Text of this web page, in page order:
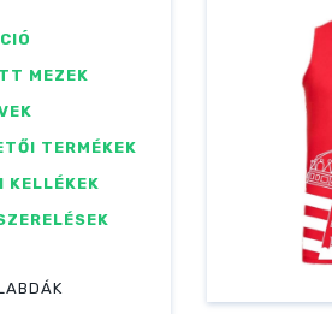
MEZEK
TERMÉKEK
KELLÉKEK